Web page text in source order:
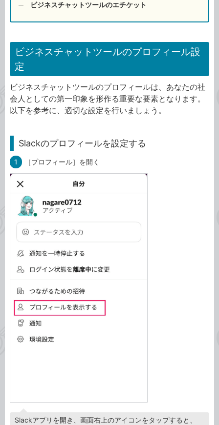
ビジネスチャットツールのエチケット
ビジネスチャットツールのプロフィール設
定
ビジネスチャットツールのプロフィールは、あなたの社
会人としての第一印象を形作る重要な要素となります。
以下を参考に、適切な設定を行いましょう。
Slackのプロフィールを設定する
1 ［プロフィール］を開く
Slackアプリを開き、画面右上のアイコンをタップすると、